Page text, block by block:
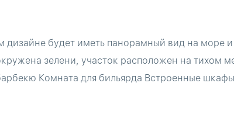
дизайне будет иметь панорамный вид на море
зелени, участок расположен на тихом
Комната для бильярда Встроенные